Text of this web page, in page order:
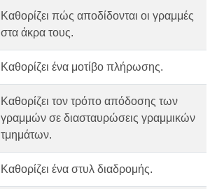
Καθορίζει πώς αποδίδονται οι γραμμές
στα άκρα τους.
Καθορίζει ένα μοτίβο πλήρωσης.
Καθορίζει τον τρόπο απόδοσης των
γραμμών σε διασταυρώσεις γραμμικών
τμημάτων.
Καθορίζει ένα στυλ διαδρομής.